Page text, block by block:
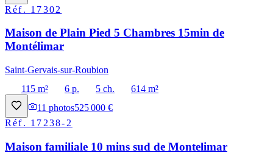
Réf. 17302
Maison de Plain Pied 5 Chambres 15min de
Montélimar
Saint-Gervais-sur-Roubion
115 m²
6 p. 5 ch.
614 m²
11 photos525 000 €
Réf. 17238-2
Maison familiale 10 mins sud de Montelimar